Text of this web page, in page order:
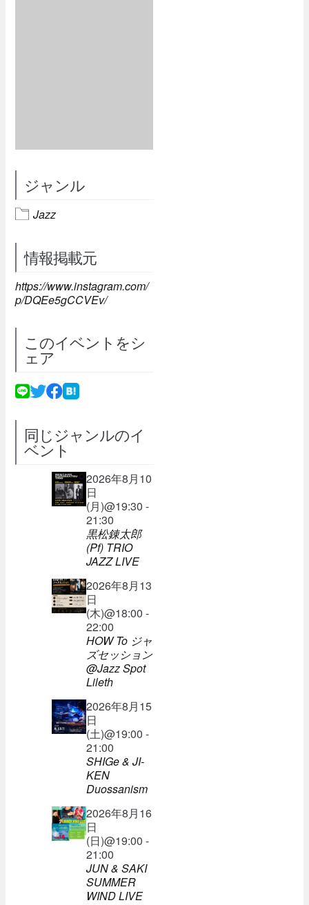
ジャンル
Jazz
情報掲載元
https://www.instagram.com/
p/DQEe5gCCVEv/
このイベントをシ
ェア
同じジャンルのイ
ベント
2026年8月10
日
(月)@19:30 -
21:30
黒松錬太郎
(Pf) TRIO
JAZZ LIVE
2026年8月13
日
(木)@18:00 -
22:00
HOW To ジャ
ズセッション
@Jazz Spot
Lileth
2026年8月15
日
(土)@19:00 -
21:00
SHIGe & JI-
KEN
Duossanism
2026年8月16
日
(日)@19:00 -
21:00
JUN & SAKI
SUMMER
WIND LIVE